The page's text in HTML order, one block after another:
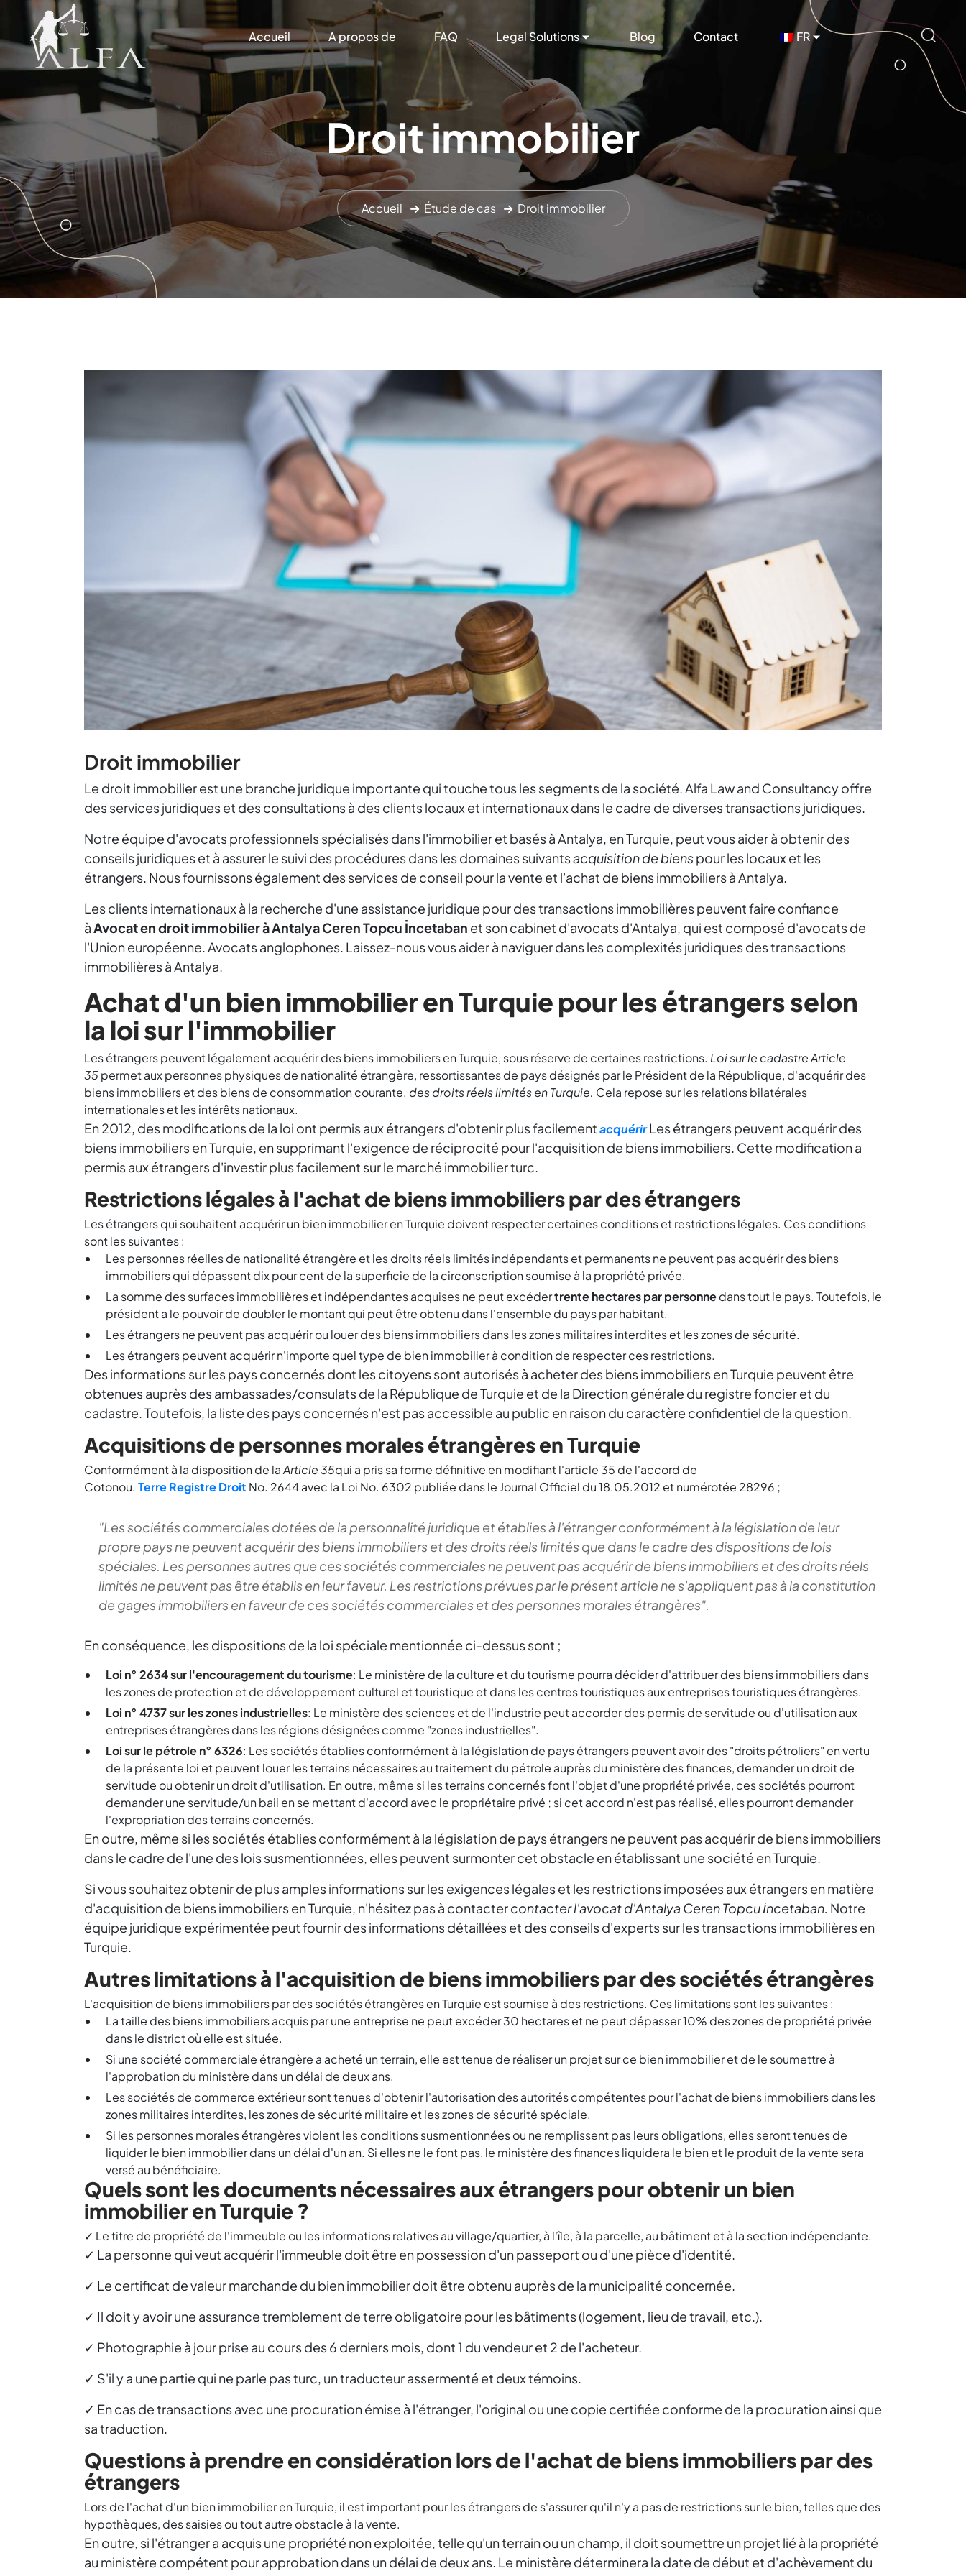
Accueil A propos de FAQ Legal Solutions Blog Contact FR
Droit immobilier
Accueil Étude de cas Droit immobilier
Droit immobilier
Le droit immobilier est une branche juridique importante qui touche tous les segments de la société. Alfa Law and Consultancy offre
des services juridiques et des consultations à des clients locaux et internationaux dans le cadre de diverses transactions juridiques.
Notre équipe d'avocats professionnels spécialisés dans l'immobilier et basés à Antalya, en Turquie, peut vous aider à obtenir des
conseils juridiques et à assurer le suivi des procédures dans les domaines suivantsacquisition de bienspour les locaux et les
étrangers. Nous fournissons également des services de conseil pour la vente et l'achat de biens immobiliers à Antalya.
Les clients internationaux à la recherche d'une assistance juridique pour des transactions immobilières peuvent faire confiance
àAvocat en droit immobilier à Antalya Ceren Topcu İncetaban et son cabinet d'avocats d'Antalya, qui est composé d'avocats de
l'Union européenne.Avocats anglophones. Laissez-nous vous aider à naviguer dans les complexités juridiques des transactions
immobilières à Antalya.
Achat d'un bien immobilier en Turquie pour les étrangers selon
la loi sur l'immobilier
Les étrangers peuvent légalement acquérir des biens immobiliers en Turquie, sous réserve de certaines restrictions. Loi sur le cadastre Article
35 permet aux personnes physiques de nationalité étrangère, ressortissantes de pays désignés par le Président de la République, d'acquérir des
biens immobiliers et des biens de consommation courante. des droits réels limités en Turquie. Cela repose sur les relations bilatérales
internationales et les intérêts nationaux.
En 2012, des modifications de la loi ont permis aux étrangers d'obtenir plus facilementacquérirLes étrangers peuvent acquérir des
biens immobiliers en Turquie, en supprimant l'exigence de réciprocité pour l'acquisition de biens immobiliers. Cette modification a
permis aux étrangers d'investir plus facilement sur le marché immobilier turc.
Restrictions légales à l'achat de biens immobiliers par des étrangers
Les étrangers qui souhaitent acquérir un bien immobilier en Turquie doivent respecter certaines conditions et restrictions légales. Ces conditions
sont les suivantes :
Les personnes réelles de nationalité étrangère et les droits réels limités indépendants et permanents ne peuvent pas acquérir des biens
immobiliers qui dépassent dix pour cent de la superficie de la circonscription soumise à la propriété privée.
La somme des surfaces immobilières et indépendantes acquises ne peut excédertrente hectares par personnedans tout le pays. Toutefois, le
président a le pouvoir de doubler le montant qui peut être obtenu dans l'ensemble du pays par habitant.
Les étrangers ne peuvent pas acquérir ou louer des biens immobiliers dans les zones militaires interdites et les zones de sécurité.
Les étrangers peuvent acquérir n'importe quel type de bien immobilier à condition de respecter ces restrictions.
Des informations sur les pays concernés dont les citoyens sont autorisés à acheter des biens immobiliers en Turquie peuvent être
obtenues auprès des ambassades/consulats de la République de Turquie et de la Direction générale du registre foncier et du
cadastre. Toutefois, la liste des pays concernés n'est pas accessible au public en raison du caractère confidentiel de la question.
Acquisitions de personnes morales étrangères en Turquie
Conformément à la disposition de laArticle 35qui a pris sa forme définitive en modifiant l'article 35 de l'accord de
Cotonou. TerreRegistreDroit No. 2644 avec la Loi No. 6302 publiée dans le Journal Officiel du 18.05.2012 et numérotée 28296 ;
"Les sociétés commerciales dotées de la personnalité juridique et établies à l'étranger conformément à la législation de leur
propre pays ne peuvent acquérir des biens immobiliers et des droits réels limités que dans le cadre des dispositions de lois
spéciales. Les personnes autres que ces sociétés commerciales ne peuvent pas acquérir de biens immobiliers et des droits réels
limités ne peuvent pas être établis en leur faveur. Les restrictions prévues par le présent article ne s'appliquent pas à la constitution
de gages immobiliers en faveur de ces sociétés commerciales et des personnes morales étrangères".
En conséquence, les dispositions de la loi spéciale mentionnée ci-dessus sont ;
Loi n° 2634 sur l'encouragement du tourisme: Le ministère de la culture et du tourisme pourra décider d'attribuer des biens immobiliers dans
les zones de protection et de développement culturel et touristique et dans les centres touristiques aux entreprises touristiques étrangères.
Loi n° 4737 sur les zones industrielles: Le ministère des sciences et de l'industrie peut accorder des permis de servitude ou d'utilisation aux
entreprises étrangères dans les régions désignées comme "zones industrielles".
Loi sur le pétrole n° 6326: Les sociétés établies conformément à la législation de pays étrangers peuvent avoir des "droits pétroliers" en vertu
de la présente loi et peuvent louer les terrains nécessaires au traitement du pétrole auprès du ministère des finances, demander un droit de
servitude ou obtenir un droit d'utilisation. En outre, même si les terrains concernés font l'objet d'une propriété privée, ces sociétés pourront
demander une servitude/un bail en se mettant d'accord avec le propriétaire privé ; si cet accord n'est pas réalisé, elles pourront demander
l'expropriation des terrains concernés.
En outre, même si les sociétés établies conformément à la législation de pays étrangers ne peuvent pas acquérir de biens immobiliers
dans le cadre de l'une des lois susmentionnées, elles peuvent surmonter cet obstacle en établissant une société en Turquie.
Si vous souhaitez obtenir de plus amples informations sur les exigences légales et les restrictions imposées aux étrangers en matière
d'acquisition de biens immobiliers en Turquie, n'hésitez pas à contactercontacter l'avocat d'Antalya Ceren Topcu İncetaban. Notre
équipe juridique expérimentée peut fournir des informations détaillées et des conseils d'experts sur les transactions immobilières en
Turquie.
Autres limitations à l'acquisition de biens immobiliers par des sociétés étrangères
L'acquisition de biens immobiliers par des sociétés étrangères en Turquie est soumise à des restrictions. Ces limitations sont les suivantes :
La taille des biens immobiliers acquis par une entreprise ne peut excéder 30 hectares et ne peut dépasser 10% des zones de propriété privée
dans le district où elle est située.
Si une société commerciale étrangère a acheté un terrain, elle est tenue de réaliser un projet sur ce bien immobilier et de le soumettre à
l'approbation du ministère dans un délai de deux ans.
Les sociétés de commerce extérieur sont tenues d'obtenir l'autorisation des autorités compétentes pour l'achat de biens immobiliers dans les
zones militaires interdites, les zones de sécurité militaire et les zones de sécurité spéciale.
Si les personnes morales étrangères violent les conditions susmentionnées ou ne remplissent pas leurs obligations, elles seront tenues de
liquider le bien immobilier dans un délai d'un an. Si elles ne le font pas, le ministère des finances liquidera le bien et le produit de la vente sera
versé au bénéficiaire.
Quels sont les documents nécessaires aux étrangers pour obtenir un bien
immobilier en Turquie ?
✓ Le titre de propriété de l'immeuble ou les informations relatives au village/quartier, à l'île, à la parcelle, au bâtiment et à la section indépendante.
✓ La personne qui veut acquérir l'immeuble doit être en possession d'un passeport ou d'une pièce d'identité.
✓ Le certificat de valeur marchande du bien immobilier doit être obtenu auprès de la municipalité concernée.
✓ Il doit y avoir une assurance tremblement de terre obligatoire pour les bâtiments (logement, lieu de travail, etc.).
✓ Photographie à jour prise au cours des 6 derniers mois, dont 1 du vendeur et 2 de l'acheteur.
✓ S'il y a une partie qui ne parle pas turc, un traducteur assermenté et deux témoins.
✓ En cas de transactions avec une procuration émise à l'étranger, l'original ou une copie certifiée conforme de la procuration ainsi que
sa traduction.
Questions à prendre en considération lors de l'achat de biens immobiliers par des
étrangers
Lors de l'achat d'un bien immobilier en Turquie, il est important pour les étrangers de s'assurer qu'il n'y a pas de restrictions sur le bien, telles que des
hypothèques, des saisies ou tout autre obstacle à la vente.
En outre, si l'étranger a acquis une propriété non exploitée, telle qu'un terrain ou un champ, il doit soumettre un projet lié à la propriété
au ministère compétent pour approbation dans un délai de deux ans. Le ministère déterminera la date de début et d'achèvement du